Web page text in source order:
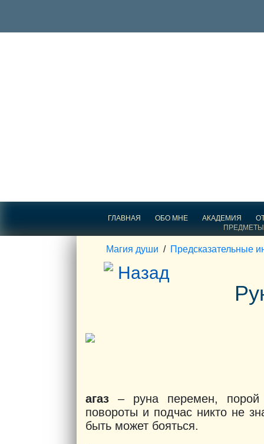
ГЛАВНАЯ ОБО МНЕ АКАДЕМИЯ
Магия души / Предсказательные
Назад
агаз – руна перемен,
повороты и подчас никто не
быть может бояться.